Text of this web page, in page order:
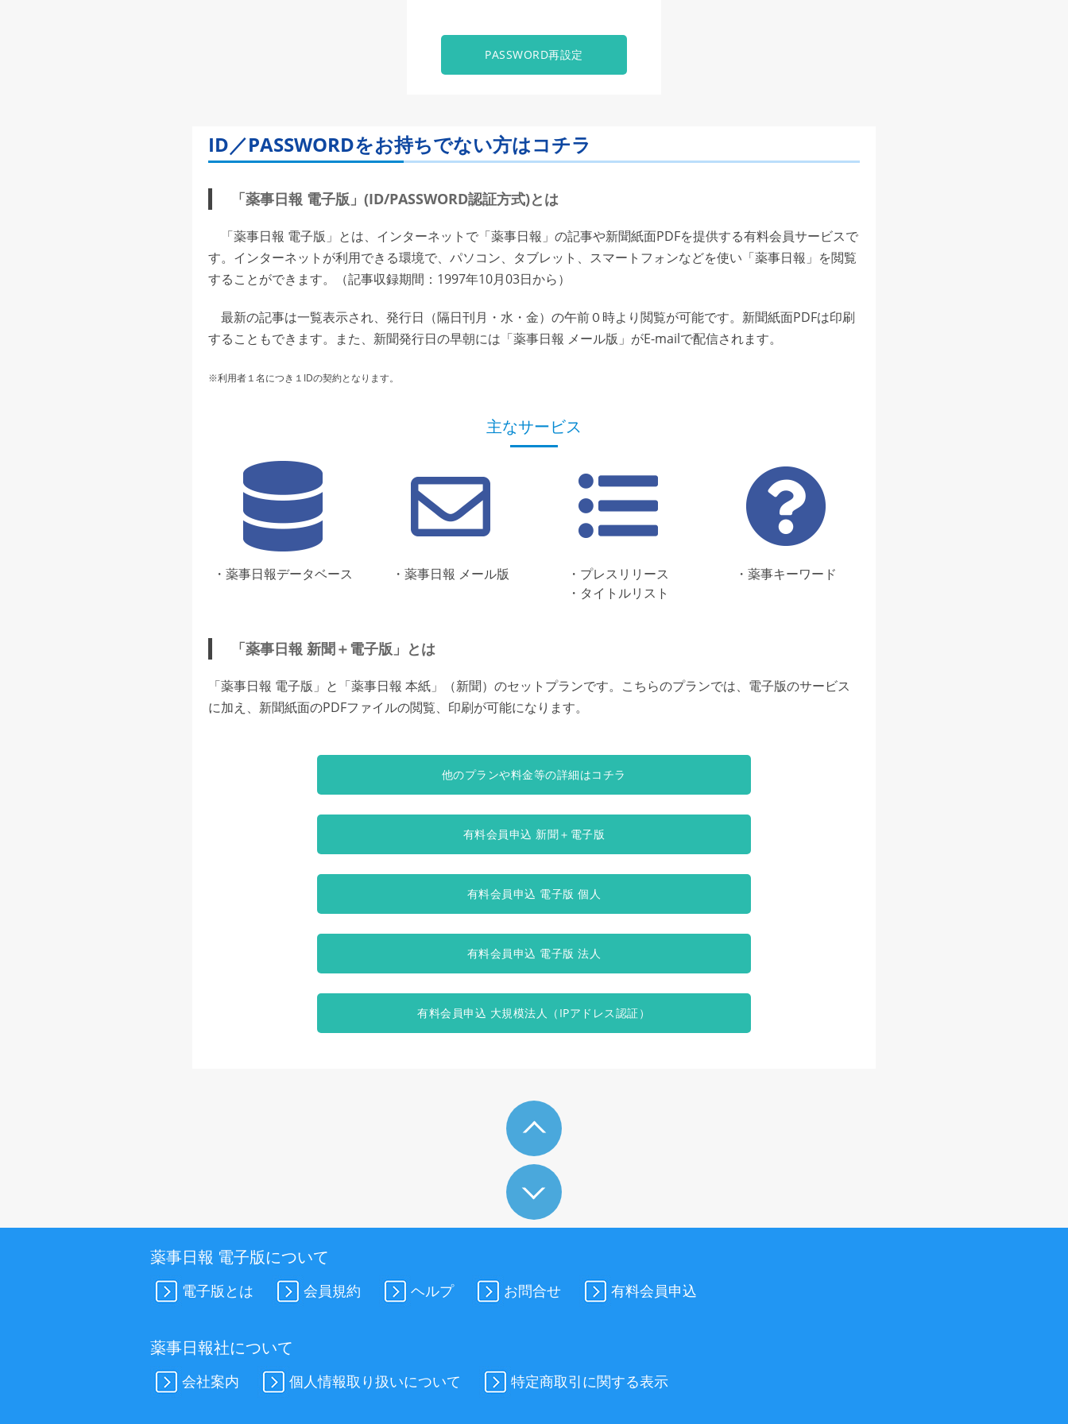
PASSWORD再設定
ID／PASSWORDをお持ちでない方はコチラ
「薬事日報 電子版」(ID/PASSWORD認証方式)とは
「薬事日報 電子版」とは、インターネットで「薬事日報」の記事や新聞紙面PDFを提供する有料会員サービスで
す。インターネットが利用できる環境で、パソコン、タブレット、スマートフォンなどを使い「薬事日報」を閲覧
することができます。（記事収録期間：1997年10月03日から）
最新の記事は一覧表示され、発行日（隔日刊月・水・金）の午前０時より閲覧が可能です。新聞紙面PDFは印刷
することもできます。また、新聞発行日の早朝には「薬事日報 メール版」がE-mailで配信されます。
※利用者１名につき１IDの契約となります。
主なサービス
・薬事日報データベース ・薬事日報 メール版
・プレスリリース
・タイトルリスト
・薬事キーワード
「薬事日報 新聞＋電子版」とは
「薬事日報 電子版」と「薬事日報 本紙」（新聞）のセットプランです。こちらのプランでは、電子版のサービス
に加え、新聞紙面のPDFファイルの閲覧、印刷が可能になります。
他のプランや料金等の詳細はコチラ
有料会員申込 新聞＋電子版
有料会員申込 電子版 個人
有料会員申込 電子版 法人
有料会員申込 大規模法人（IPアドレス認証）
薬事日報 電子版について
電子版とは 会員規約 ヘルプ お問合せ 有料会員申込
薬事日報社について
会社案内 個人情報取り扱いについて 特定商取引に関する表示